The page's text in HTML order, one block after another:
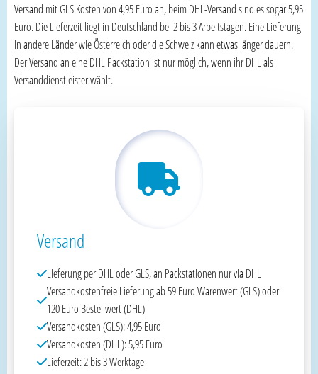
Versand mit GLS Kosten von 4,95 Euro an, beim DHL-Versand sind es sogar 5,95
Euro. Die Lieferzeit liegt in Deutschland bei 2 bis 3 Arbeitstagen. Eine Lieferung
in andere Länder wie Österreich oder die Schweiz kann etwas länger dauern.
Der Versand an eine DHL Packstation ist nur möglich, wenn ihr DHL als
Versanddienstleister wählt.
Versand
Lieferung per DHL oder GLS, an Packstationen nur via DHL
Versandkostenfreie Lieferung ab 59 Euro Warenwert (GLS) oder
120 Euro Bestellwert (DHL)
Versandkosten (GLS): 4,95 Euro
Versandkosten (DHL): 5,95 Euro
Lieferzeit: 2 bis 3 Werktage